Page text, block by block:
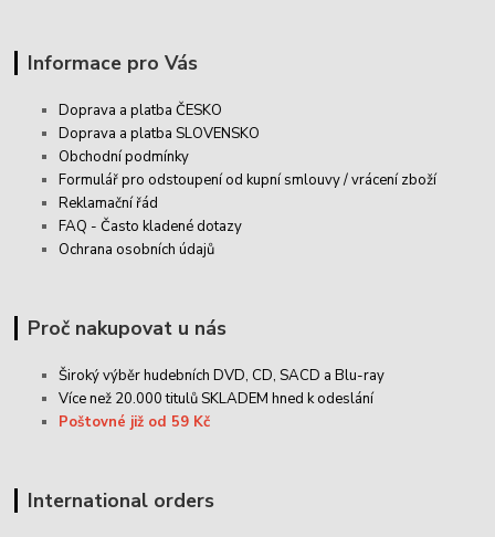
Informace pro Vás
Doprava a platba ČESKO
Doprava a platba SLOVENSKO
Obchodní podmínky
Formulář pro odstoupení od kupní smlouvy / vrácení zboží
Reklamační řád
FAQ - Často kladené dotazy
Ochrana osobních údajů
Proč nakupovat u nás
Široký výběr hudebních DVD, CD,SACD a Blu-ray
Více než 20.000 titulů SKLADEM hned k odeslání
Poštovné již od 59 Kč
International orders